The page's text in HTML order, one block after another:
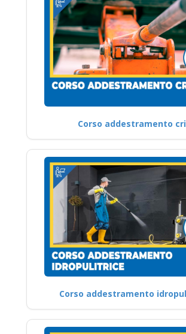
Corso addestramento
Corso addestramento